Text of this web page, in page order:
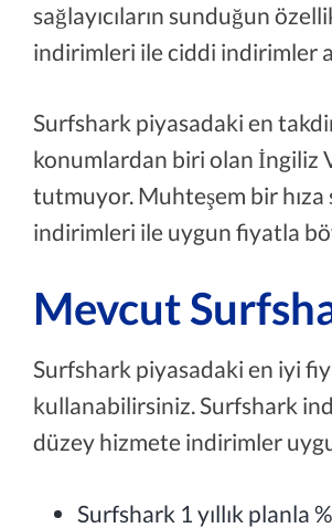
sağlayıcıların sunduğun
indirimleri ile ciddi indirimler
Surfshark piyasadaki en
konumlardan biri olan İngiliz
tutmuyor. Muhteşem bir
indirimleri ile uygun fiyatla
Mevcut
Surfshark piyasadaki en iyi
kullanabilirsiniz. Surfshark
düzey hizmete indirimler
Surfshark 1 yıllık planla